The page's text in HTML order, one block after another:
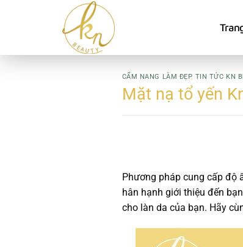
dung
CẨM NANG LÀM ĐẸP, TIN TỨC KN
Mặt nạ tổ yến
Phương pháp cung cấp độ
hân hạnh giới thiệu đến
cho làn da của bạn. Hãy